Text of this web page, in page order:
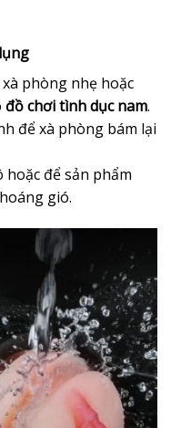
phòng nhẹ hoặc
đồ chơi tình dục nam.
để xà phòng bám lại
hoặc để sản phẩm
gió.